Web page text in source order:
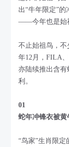
出“牛年限定”
——今年也是始
不止始祖鸟，
年12月，FILA
亦陆续推出含
利。
01
蛇年冲锋衣被黄
“鸟家”生肖限定